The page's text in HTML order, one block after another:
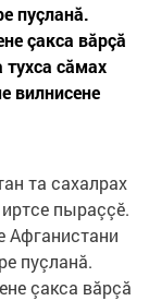
пуçланă.
çакса вăрçă
тухса сăмах
вилнисене
та сахалрах
пыраççӗ.
Афганистани
пуçланă.
çакса вăрçă